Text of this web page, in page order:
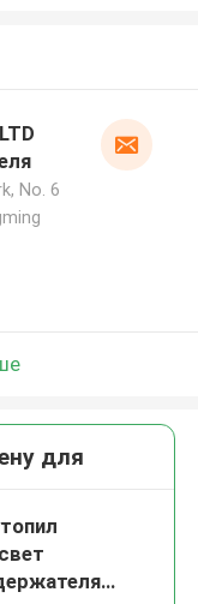
No. 6
для